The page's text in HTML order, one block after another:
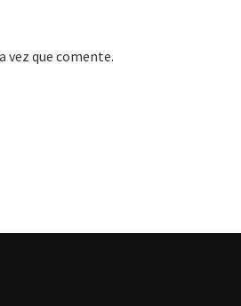
vez que comente.